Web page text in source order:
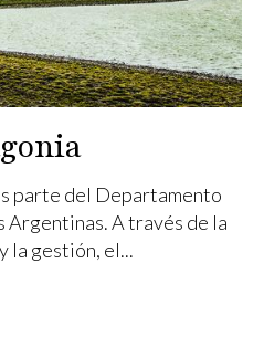
parte del Departamento
Argentinas. A través de la
la gestión, el...